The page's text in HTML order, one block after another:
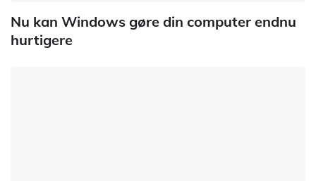
Nu kan Windows gøre din computer endnu
hurtigere